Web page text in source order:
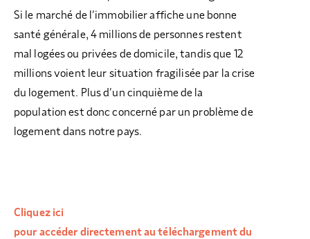
Si le marché de l’immobilier affiche une bonne
santé générale, 4 millions de personnes restent
mal logées ou privées de domicile, tandis que 12
millions voient leur situation fragilisée par la crise
du logement. Plus d’un cinquième de la
population est donc concerné par un problème de
logement dans notre pays.
Cliquez ici
pour accéder directement au téléchargement du